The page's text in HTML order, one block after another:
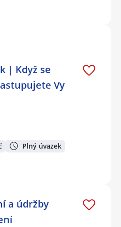
| Když se
Vy
Plný úvazek
a údržby